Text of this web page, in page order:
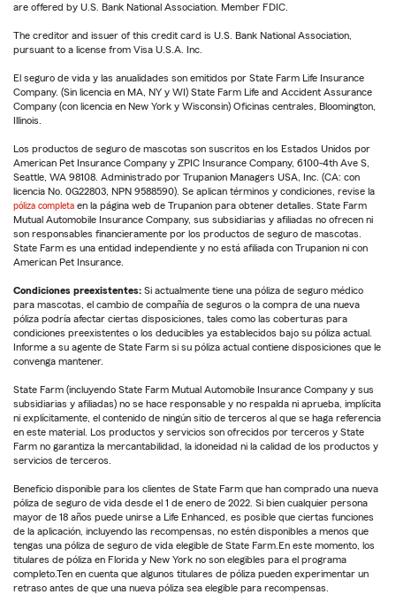
are offered by U.S. Bank National Association. Member FDIC.
The creditor and issuer of this credit card is U.S. Bank National Association,
pursuant to a license from Visa U.S.A. Inc.
El seguro de vida y las anualidades son emitidos por State Farm Life Insurance
Company. (Sin licencia en MA, NY y WI) State Farm Life and Accident Assurance
Company (con licencia en New York y Wisconsin) Oficinas centrales, Bloomington,
Illinois.
Los productos de seguro de mascotas son suscritos en los Estados Unidos por
American Pet Insurance Company y ZPIC Insurance Company, 6100-4th Ave S,
Seattle, WA 98108. Administrado por Trupanion Managers USA, Inc. (CA: con
licencia No. 0G22803, NPN 9588590). Se aplican términos y condiciones, revise la
póliza completa en la página web de Trupanion para obtener detalles. State Farm
Mutual Automobile Insurance Company, sus subsidiarias y afiliadas no ofrecen ni
son responsables financieramente por los productos de seguro de mascotas.
State Farm es una entidad independiente y no está afiliada con Trupanion ni con
American Pet Insurance.
Condiciones preexistentes: Si actualmente tiene una póliza de seguro médico
para mascotas, el cambio de compañía de seguros o la compra de una nueva
póliza podría afectar ciertas disposiciones, tales como las coberturas para
condiciones preexistentes o los deducibles ya establecidos bajo su póliza actual.
Informe a su agente de State Farm si su póliza actual contiene disposiciones que le
convenga mantener.
State Farm (incluyendo State Farm Mutual Automobile Insurance Company y sus
subsidiarias y afiliadas) no se hace responsable y no respalda ni aprueba, implícita
ni explícitamente, el contenido de ningún sitio de terceros al que se haga referencia
en este material. Los productos y servicios son ofrecidos por terceros y State
Farm no garantiza la mercantabilidad, la idoneidad ni la calidad de los productos y
servicios de terceros.
Beneficio disponible para los clientes de State Farm que han comprado una nueva
póliza de seguro de vida desde el 1 de enero de 2022. Si bien cualquier persona
mayor de 18 años puede unirse a Life Enhanced, es posible que ciertas funciones
de la aplicación, incluyendo las recompensas, no estén disponibles a menos que
tengas una póliza de seguro de vida elegible de State Farm.En este momento, los
titulares de póliza en Florida y New York no son elegibles para el programa
completo.Ten en cuenta que algunos titulares de póliza pueden experimentar un
retraso antes de que una nueva póliza sea elegible para recompensas.